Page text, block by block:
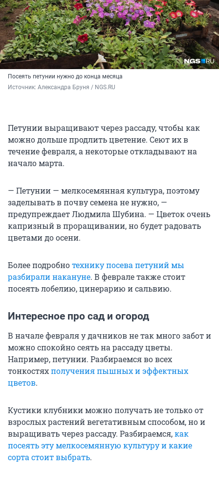
Посеять петунии нужно до конца месяца
Источник: Александра Бруня / NGS.RU
Петунии выращивают через рассаду, чтобы как
можно дольше продлить цветение. Сеют их в
течение февраля, а некоторые откладывают на
начало марта.
— Петунии — мелкосемянная культура, поэтому
заделывать в почву семена не нужно, —
предупреждает Людмила Шубина. — Цветок очень
капризный в проращивании, но будет радовать
цветами до осени.
Более подробнотехнику посева петуний мы
разбирали накануне. В феврале также стоит
посеять лобелию, цинерарию и сальвию.
Интересное про сад и огород
В начале февраля у дачников не так много забот и
можно спокойно сеять на рассаду цветы.
Например, петунии. Разбираемся во всех
тонкостяхполучения пышных и эффектных
цветов.
Кустики клубники можно получать не только от
взрослых растений вегетативным способом, но и
выращивать через рассаду. Разбираемся,как
посеять эту мелкосемянную культуру и какие
сорта стоит выбрать.